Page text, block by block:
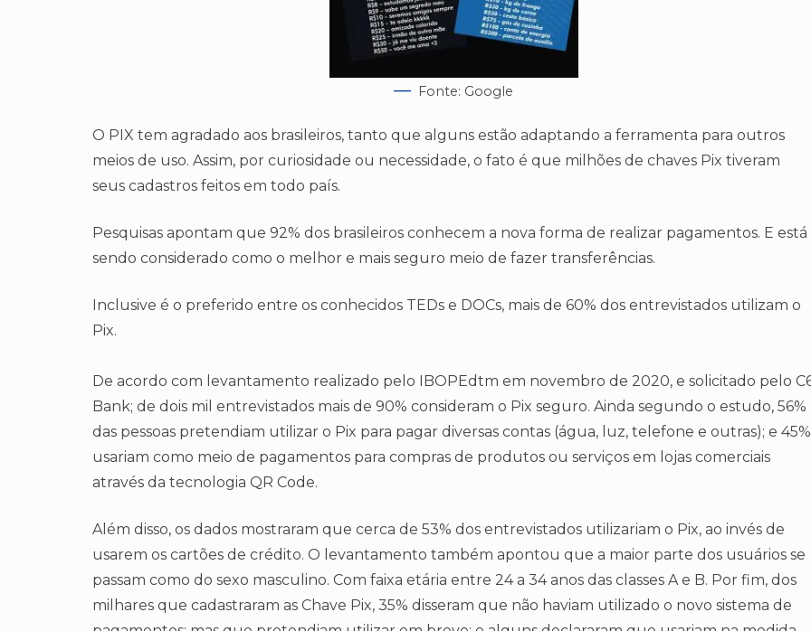
Fonte: Google
O PIX tem agradado aos brasileiros, tanto que alguns estão adaptando a ferramenta para outros
meios de uso. Assim, por curiosidade ou necessidade, o fato é que milhões de chaves Pix tiveram
seus cadastros feitos em todo país.
Pesquisas apontam que 92% dos brasileiros conhecem a nova forma de realizar pagamentos. E está
sendo considerado como o melhor e mais seguro meio de fazer transferências.
Inclusive é o preferido entre os conhecidos TEDs e DOCs, mais de 60% dos entrevistados utilizam o
Pix.
De acordo com levantamento realizado pelo IBOPEdtm em novembro de 2020, e solicitado pelo
Bank; de dois mil entrevistados mais de 90% consideram o Pix seguro. Ainda segundo o estudo, 56%
das pessoas pretendiam utilizar o Pix para pagar diversas contas (água, luz, telefone e outras); e 45%
usariam como meio de pagamentos para compras de produtos ou serviços em lojas comerciais
através da tecnologia QR Code.
Além disso, os dados mostraram que cerca de 53% dos entrevistados utilizariam o Pix, ao invés de
usarem os cartões de crédito. O levantamento também apontou que a maior parte dos usuários se
passam como do sexo masculino. Com faixa etária entre 24 a 34 anos das classes A e B. Por fim, dos
milhares que cadastraram as Chave Pix, 35% disseram que não haviam utilizado o novo sistema de